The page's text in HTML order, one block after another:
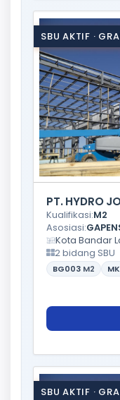
SBU AKTIF ·
PT. HYDRO
Kualifikasi:M2
Asosiasi:
Kota Bandar
2 bidang SBU
BG003 M2
SBU AKTIF ·